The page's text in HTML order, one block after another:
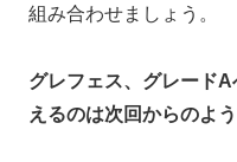
組み合わせましょう。
グレフェス、グレード
えるのは次回からのよう